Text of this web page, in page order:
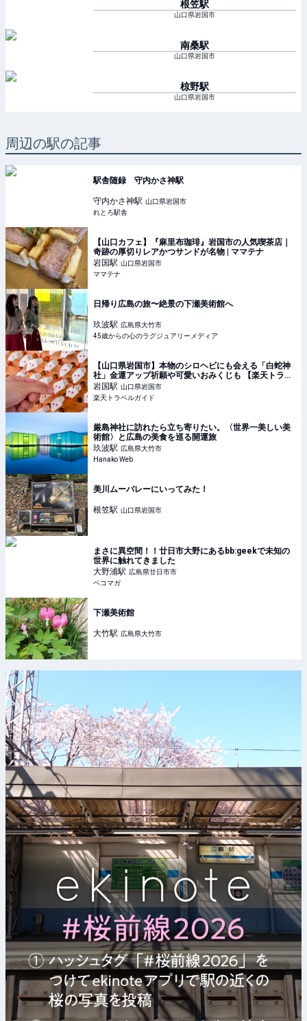
根笠駅
山口県岩国市
南桑駅
山口県岩国市
椋野駅
山口県岩国市
周辺の駅の記事
駅舎随録 守内かさ神駅
守内かさ神駅 山口県岩国市
れとろ駅舎
【山口カフェ】『麻里布珈琲』岩国市の人気喫茶店｜
奇跡の厚切りレアかつサンドが名物 | ママテナ
岩国駅 山口県岩国市
ママテナ
日帰り広島の旅〜絶景の下瀬美術館へ
玖波駅 広島県大竹市
45歳からの心のラグジュアリーメディア
【山口県岩国市】本物のシロヘビにも会える「白蛇神
社」金運アップ祈願や可愛いおみくじも 【楽天トラベ
ル】
岩国駅 山口県岩国市
楽天トラベルガイド
厳島神社に訪れたら立ち寄りたい。〈世界一美しい美
術館〉と広島の美食を巡る開運旅
玖波駅 広島県大竹市
Hanako Web
美川ムーバレーにいってみた！
根笠駅 山口県岩国市
まさに異空間！！廿日市大野にあるbb:geekで未知の
世界に触れてきました
大野浦駅 広島県廿日市市
ペコマガ
下瀬美術館
大竹駅 広島県大竹市